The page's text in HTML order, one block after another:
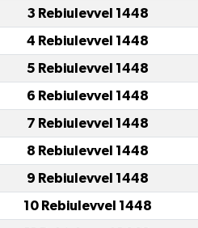
3 Rebiulevvel 1448
4 Rebiulevvel 1448
5 Rebiulevvel 1448
6 Rebiulevvel 1448
7 Rebiulevvel 1448
8 Rebiulevvel 1448
9 Rebiulevvel 1448
10 Rebiulevvel 1448